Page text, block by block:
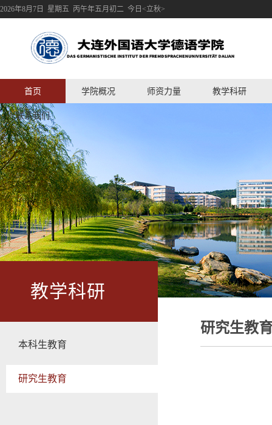
2026年8月7日 星期五 丙午年五月初二 今日<立秋>
首页 学院概况 师资力量 教学科研
联系我们
教学科研
本科生教育
研究生教育
研究生教